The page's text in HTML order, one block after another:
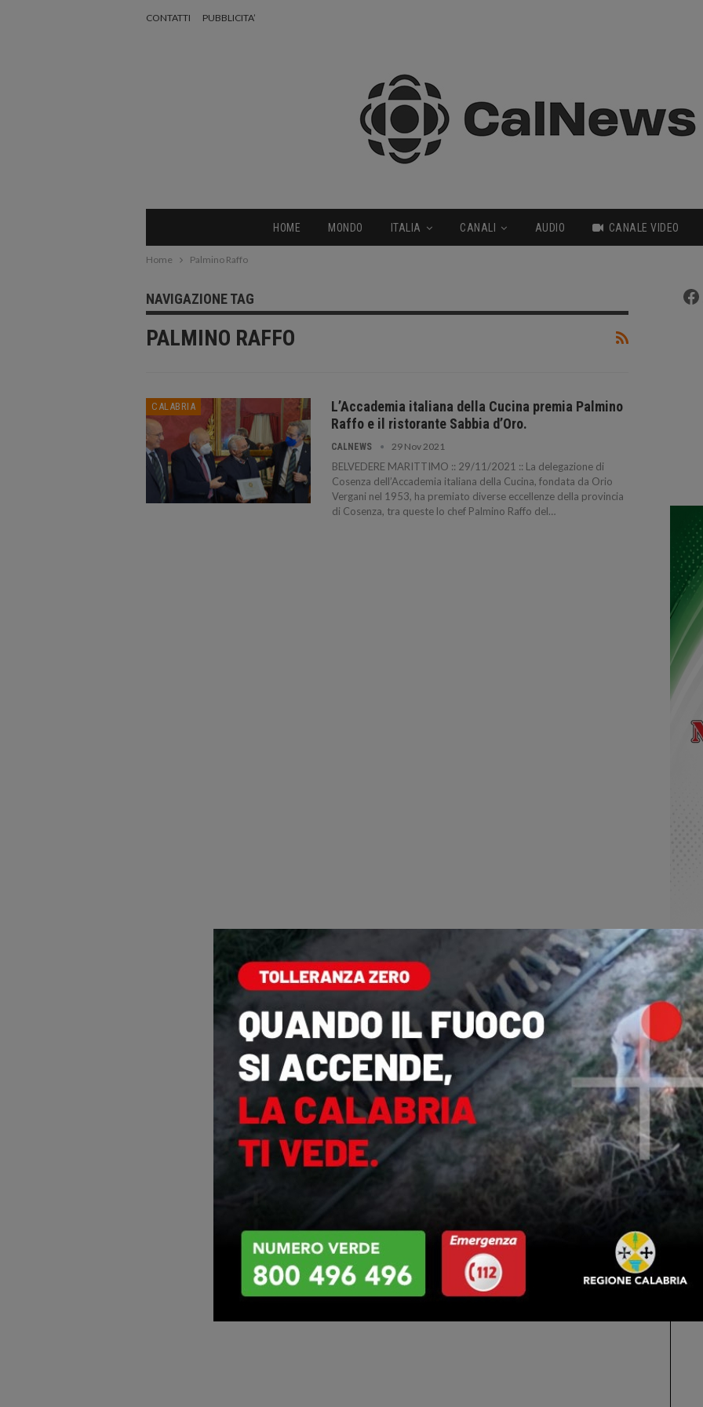
CONTATTI PUBBLICITA’
HOME MONDO ITALIA CANALI AUDIO CANALE VIDEO
Home Palmino Raffo
NAVIGAZIONE TAG
PALMINO RAFFO
CALABRIA
L’Accademia italiana della Cucina premia Palmino
Raffo e il ristorante Sabbia d’Oro.
CALNEWS 29 Nov 2021
BELVEDERE MARITTIMO :: 29/11/2021 :: La delegazione di
Cosenza dell’Accademia italiana della Cucina, fondata da Orio
Vergani nel 1953, ha premiato diverse eccellenze della provincia
di Cosenza, tra queste lo chef Palmino Raffo del…